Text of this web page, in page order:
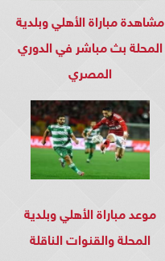
مشاهدة مباراة الأهلي وبلدية
المحلة بث مباشر في الدوري
المصري
موعد مباراة الأهلي وبلدية
المحلة والقنوات الناقلة